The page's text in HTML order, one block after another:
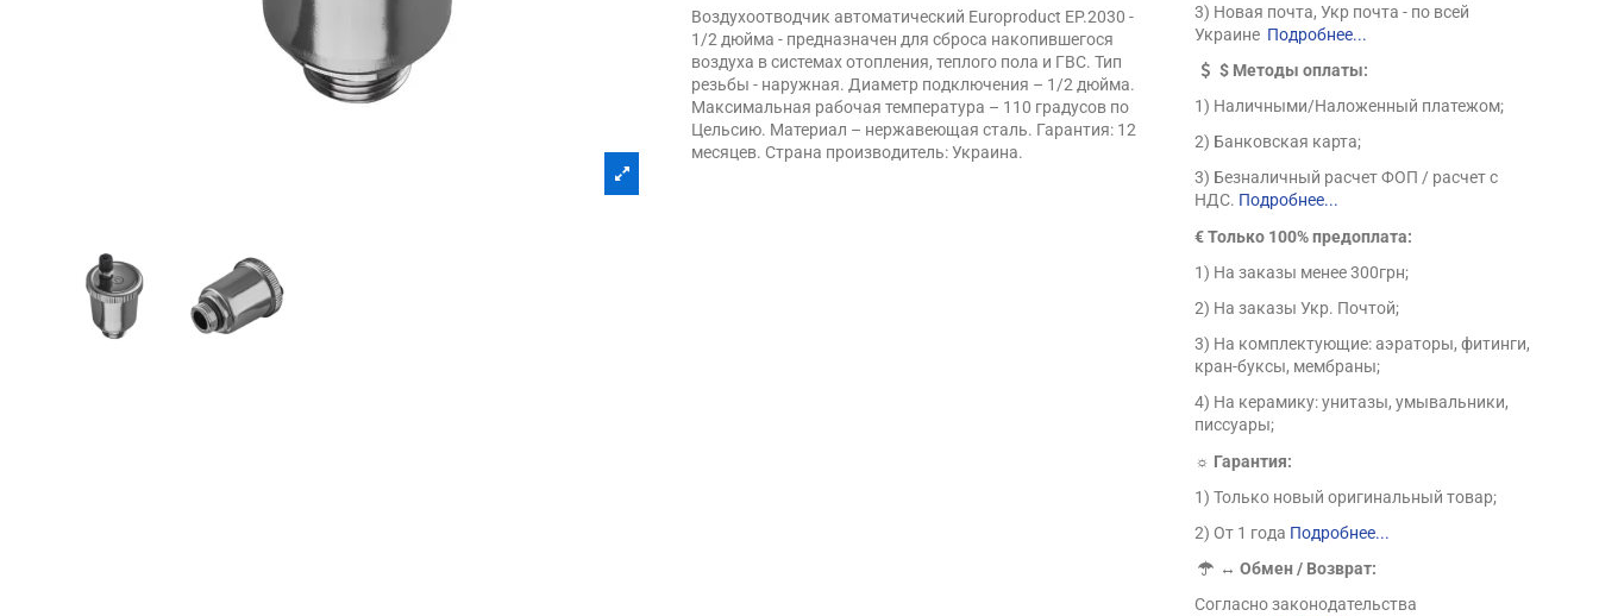
Воздухоотводчик автоматический Europroduct EP.2030 -
1/2 дюйма - предназначен для сброса накопившегося
воздуха в системах отопления, теплого пола и ГВС. Тип
резьбы - наружная. Диаметр подключения – 1/2 дюйма.
Максимальная рабочая температура – 110 градусов по
Цельсию. Материал – нержавеющая сталь. Гарантия: 12
месяцев. Страна производитель: Украина.
3) Новая почта, Укр почта - по всей
Украине Подробнее...
$ Методы оплаты:
1) Наличными/Наложенный платежом;
2) Банковская карта;
3) Безналичный расчет ФОП / расчет с
НДС. Подробнее...
€ Только 100% предоплата:
1) На заказы менее 300грн;
2) На заказы Укр. Почтой;
3) На комплектующие: аэраторы, фитинги,
кран-буксы, мембраны;
4) На керамику: унитазы, умывальники,
писсуары;
☼ Гарантия:
1) Только новый оригинальный товар;
2) От 1 года Подробнее...
↔Обмен / Возврат:
Согласно законодательства